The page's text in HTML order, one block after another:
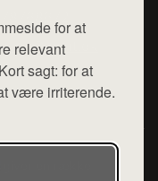
for at
relevant
sagt: for at
være irriterende.
hej@want.dk
og privatlivspolitik
en række